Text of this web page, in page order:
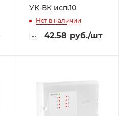
УК-ВК исп.10
Нет в наличии
42.58 руб./шт